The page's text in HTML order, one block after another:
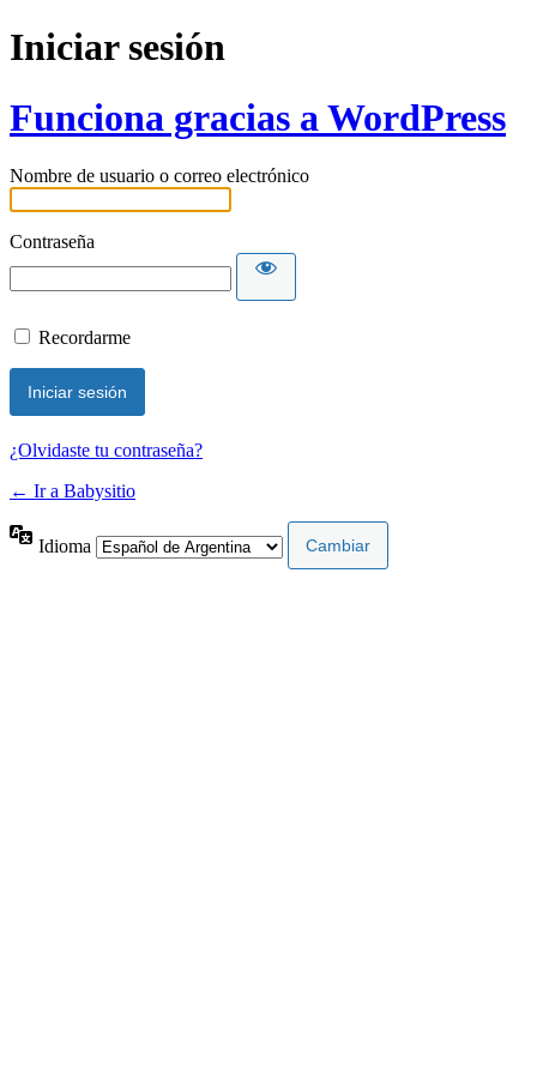
Iniciar sesión
Funciona gracias a WordPress
Nombre de usuario o correo electrónico
Contraseña
Recordarme
¿Olvidaste tu contraseña?
← Ir a Babysitio
Idioma